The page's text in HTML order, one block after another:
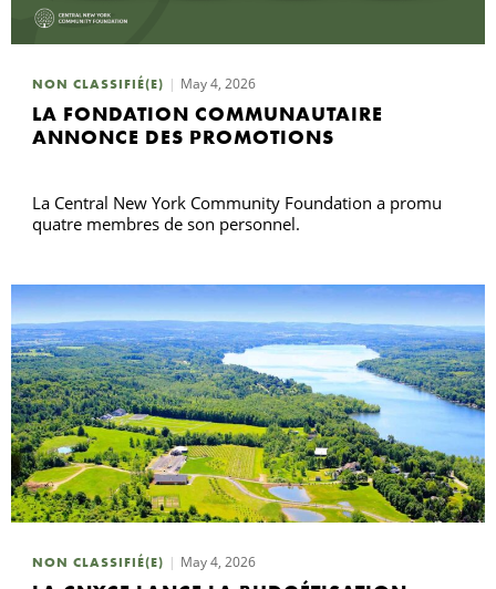
NON CLASSIFIÉ(E) May 4, 2026
LA FONDATION COMMUNAUTAIRE
ANNONCE DES PROMOTIONS
La Central New York Community Foundation a promu
quatre membres de son personnel.
NON CLASSIFIÉ(E) May 4, 2026